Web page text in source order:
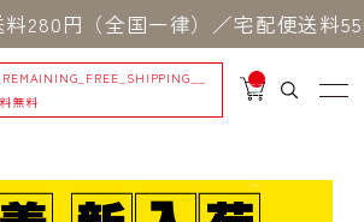
円（全国一律）／宅配便送料
無料
__
IT
_